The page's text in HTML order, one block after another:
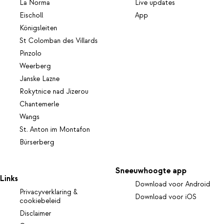
La Norma
Eischoll
Königsleiten
St Colomban des Villards
Pinzolo
Weerberg
Janske Lazne
Rokytnice nad Jizerou
Chantemerle
Wangs
St. Anton im Montafon
Bürserberg
Live updates
App
Links
Privacyverklaring &
cookiebeleid
Disclaimer
Sneeuwhoogte app
Download voor Android
Download voor iOS